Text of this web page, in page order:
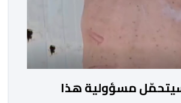
مسؤولية هذا